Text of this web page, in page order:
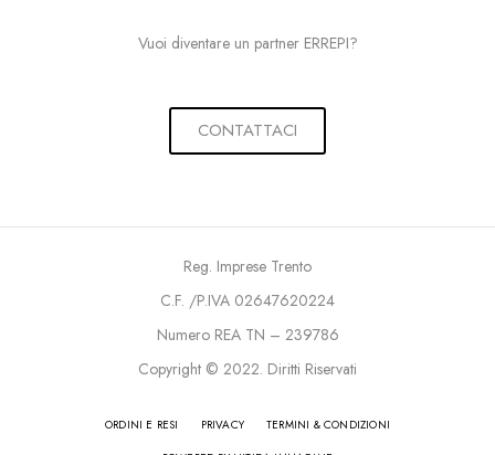
Vuoi diventare un partner ERREPI?
CONTATTACI
Reg. Imprese Trento
C.F. /P.IVA 02647620224
Numero REA TN – 239786
Copyright © 2022. Diritti Riservati
ORDINI E RESI PRIVACY
TERMINI & CONDIZIONI